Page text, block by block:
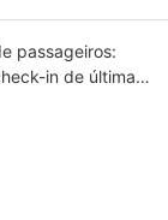
passageiros:
in de última